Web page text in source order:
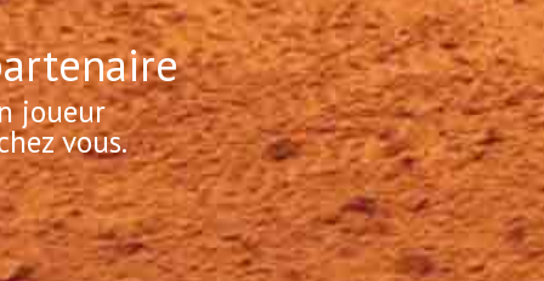
joueur
vous.